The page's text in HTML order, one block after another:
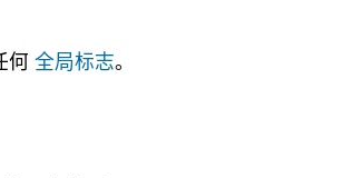
何 全局标志。